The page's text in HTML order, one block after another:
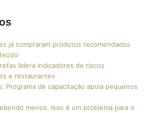
já compraram produtos recomendados
lidera indicadores de riscos
e restaurantes
Programa de capacitação apoia pequenos
menos. Isso é um problema para o